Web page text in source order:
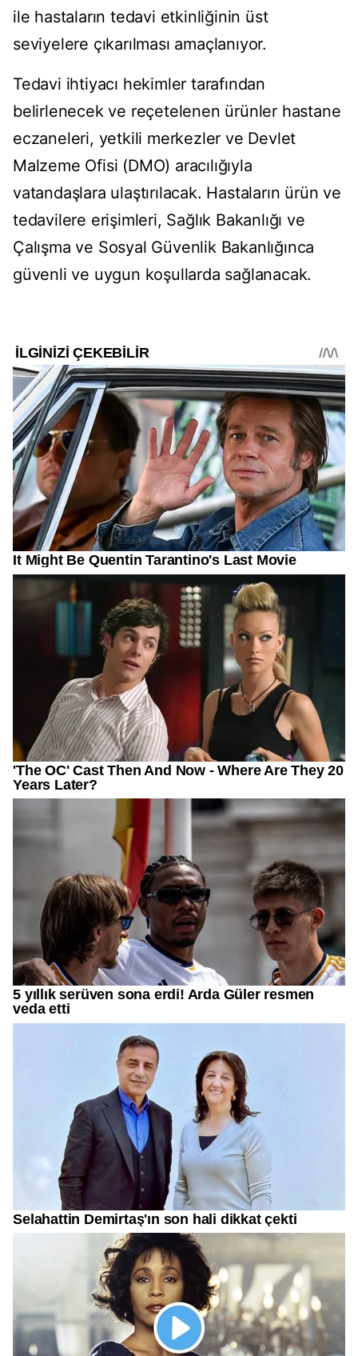
ile hastaların tedavi etkinliğinin üst
seviyelere çıkarılması amaçlanıyor.
Tedavi ihtiyacı hekimler tarafından
belirlenecek ve reçetelenen ürünler hastane
eczaneleri, yetkili merkezler ve Devlet
Malzeme Ofisi (DMO) aracılığıyla
vatandaşlara ulaştırılacak. Hastaların ürün ve
tedavilere erişimleri, Sağlık Bakanlığı ve
Çalışma ve Sosyal Güvenlik Bakanlığınca
güvenli ve uygun koşullarda sağlanacak.